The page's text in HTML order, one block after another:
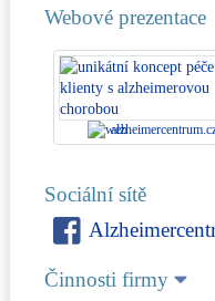
Webové prezentace
Sociální sítě
Činnosti firmy